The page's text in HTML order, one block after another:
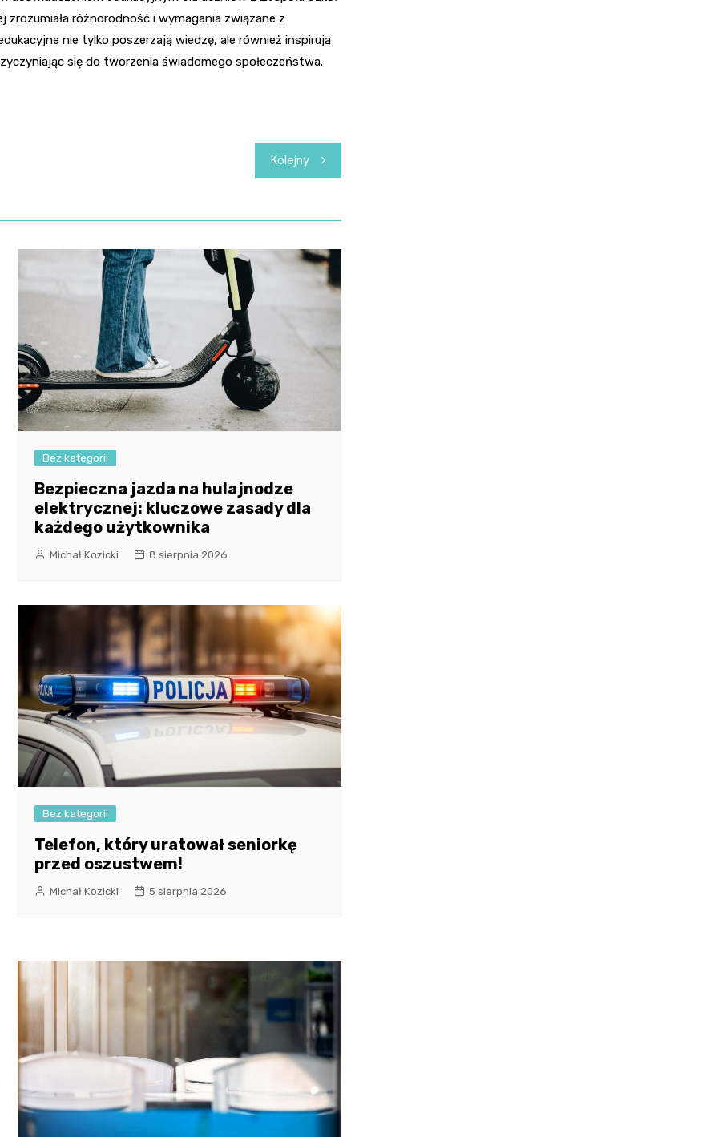
zrozumiała różnorodność i wymagania związane z
nie tylko poszerzają wiedzę, ale również inspirują
się do tworzenia świadomego społeczeństwa.
Kolejny
Bez kategorii
Bezpieczna jazda na hulajnodze
elektrycznej: kluczowe zasady dla
każdego użytkownika
Michał Kozicki 8 sierpnia 2026
Bez kategorii
Telefon, który uratował seniorkę
przed oszustwem!
Michał Kozicki 5 sierpnia 2026